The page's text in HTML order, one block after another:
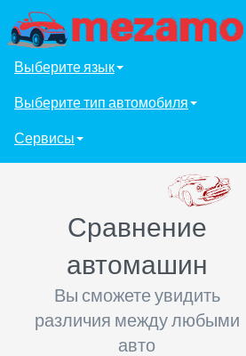
Выберите язык
Выберите тип автомобиля
Сервисы
Сравнение
автомашин
Вы сможете увидить
различия между любыми
авто